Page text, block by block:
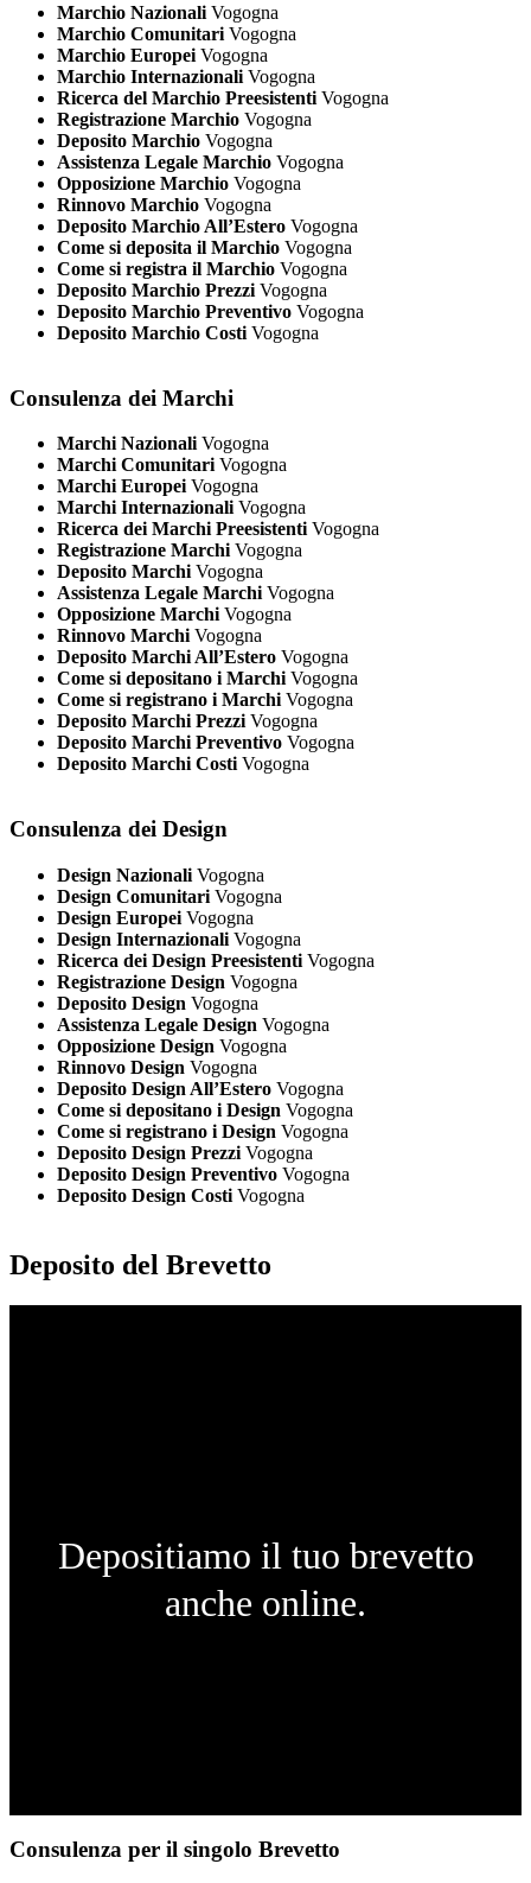
Marchio Nazionali Vogogna
Marchio Comunitari Vogogna
Marchio Europei Vogogna
Marchio Internazionali Vogogna
Ricerca del Marchio Preesistenti Vogogna
Registrazione Marchio Vogogna
Deposito Marchio Vogogna
Assistenza Legale Marchio Vogogna
Opposizione Marchio Vogogna
Rinnovo Marchio Vogogna
Deposito Marchio All’Estero Vogogna
Come si deposita il Marchio Vogogna
Come si registra il Marchio Vogogna
Deposito Marchio Prezzi Vogogna
Deposito Marchio Preventivo Vogogna
Deposito Marchio Costi Vogogna
Consulenza dei Marchi
Marchi Nazionali Vogogna
Marchi Comunitari Vogogna
Marchi Europei Vogogna
Marchi Internazionali Vogogna
Ricerca dei Marchi Preesistenti Vogogna
Registrazione Marchi Vogogna
Deposito Marchi Vogogna
Assistenza Legale Marchi Vogogna
Opposizione Marchi Vogogna
Rinnovo Marchi Vogogna
Deposito Marchi All’Estero Vogogna
Come si depositano i Marchi Vogogna
Come si registrano i Marchi Vogogna
Deposito Marchi Prezzi Vogogna
Deposito Marchi Preventivo Vogogna
Deposito Marchi Costi Vogogna
Consulenza dei Design
Design Nazionali Vogogna
Design Comunitari Vogogna
Design Europei Vogogna
Design Internazionali Vogogna
Ricerca dei Design Preesistenti Vogogna
Registrazione Design Vogogna
Deposito Design Vogogna
Assistenza Legale Design Vogogna
Opposizione Design Vogogna
Rinnovo Design Vogogna
Deposito Design All’Estero Vogogna
Come si depositano i Design Vogogna
Come si registrano i Design Vogogna
Deposito Design Prezzi Vogogna
Deposito Design Preventivo Vogogna
Deposito Design Costi Vogogna
Deposito del Brevetto
Depositiamo il tuo brevetto
anche online.
Consulenza per il singolo Brevetto